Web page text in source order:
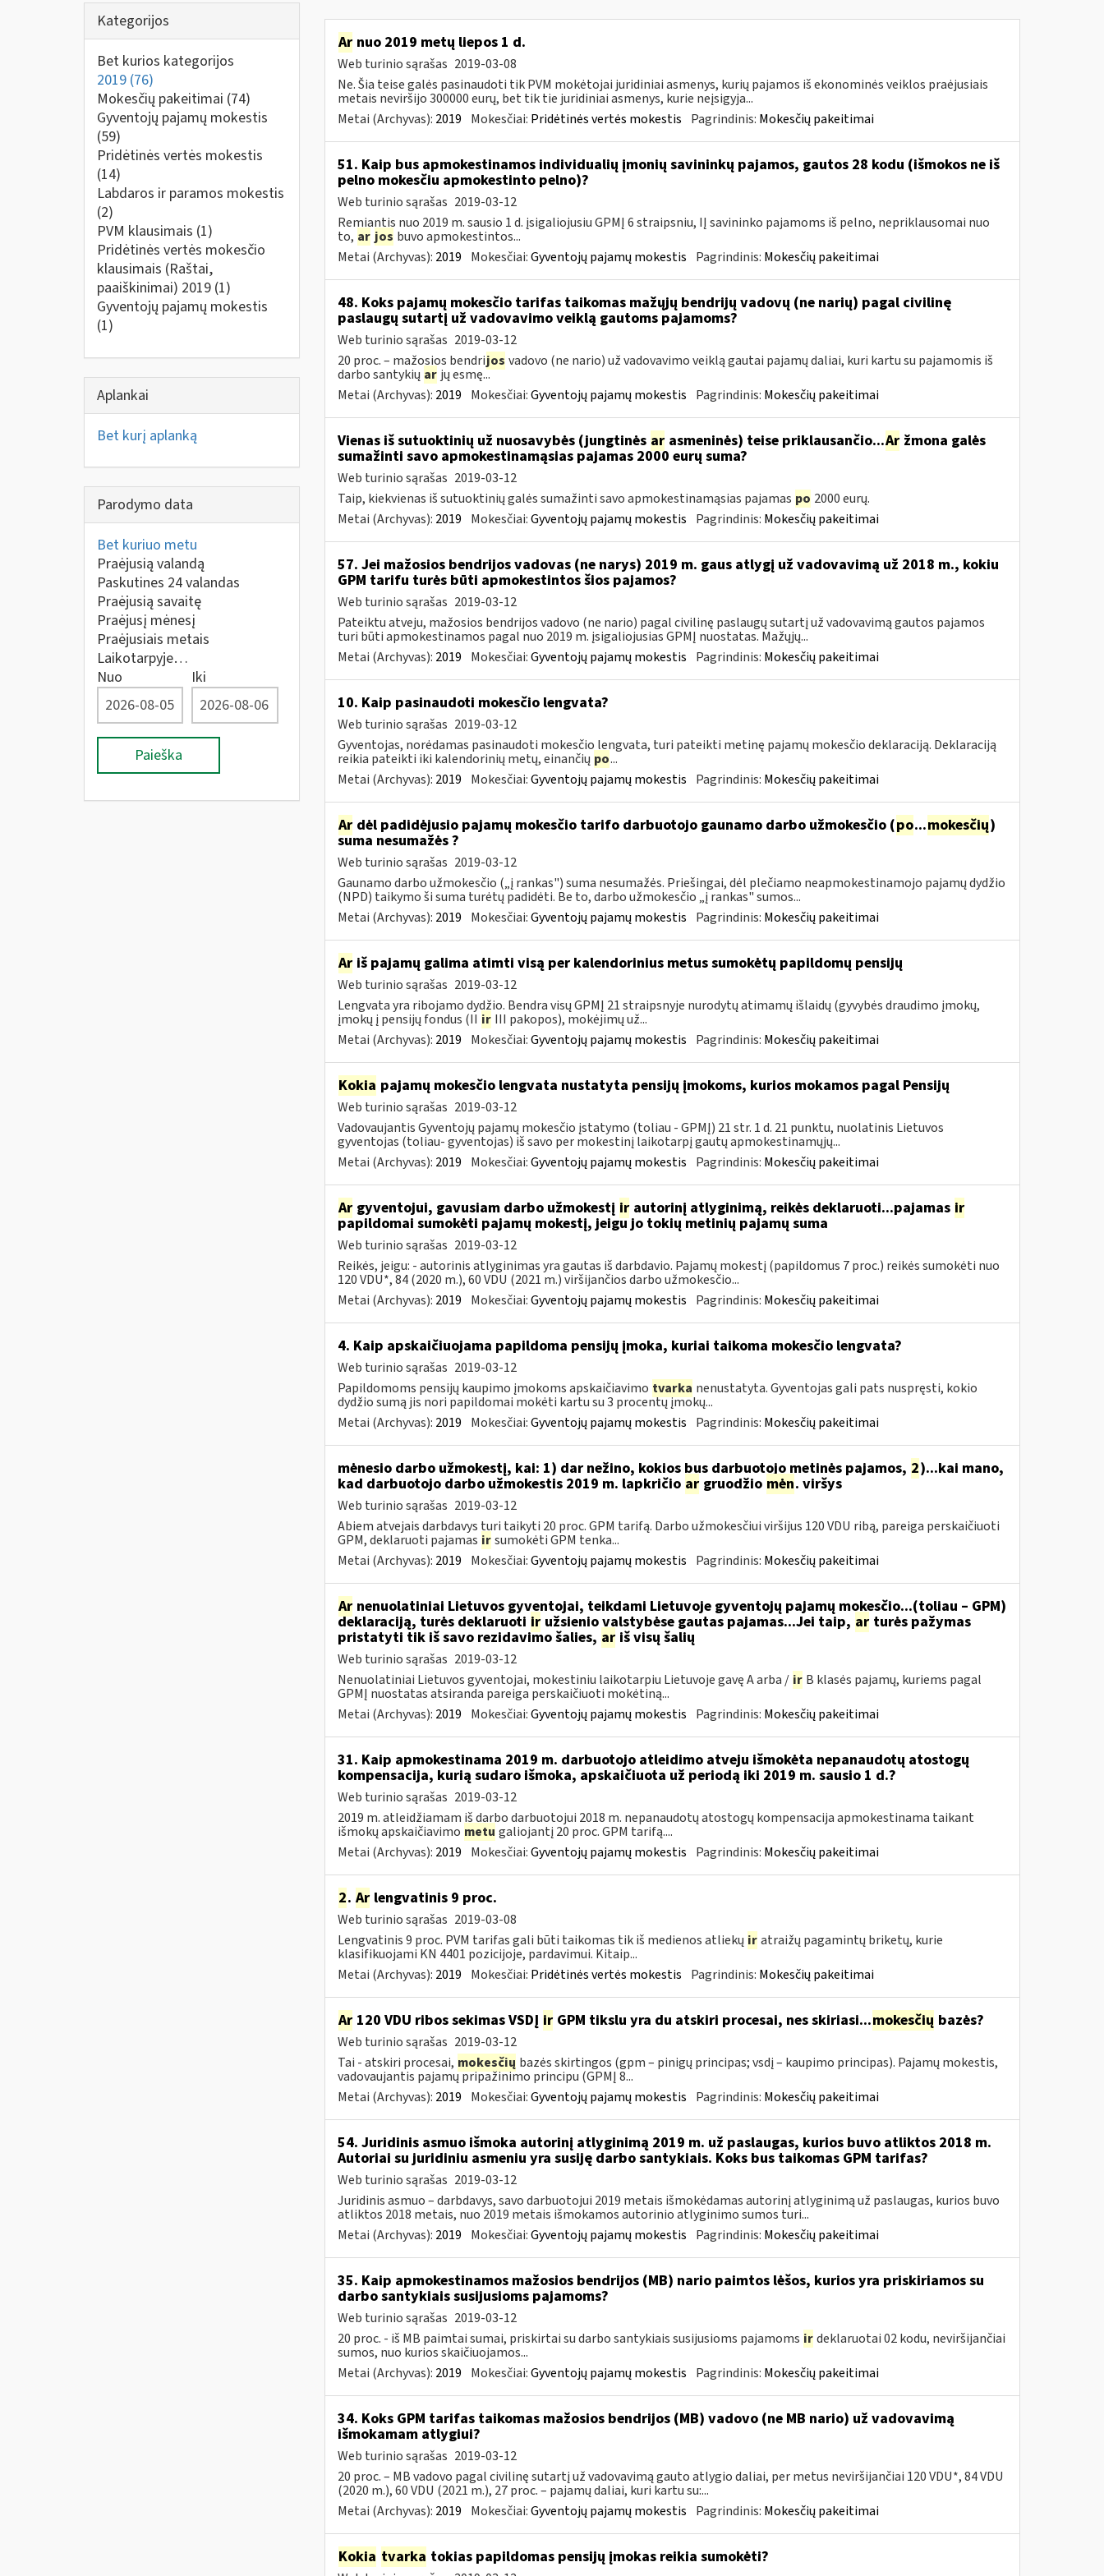
Kategorijos
Bet kurios kategorijos
2019 (76)
Mokesčių pakeitimai (74)
Gyventojų pajamų mokestis
(59)
Pridėtinės vertės mokestis
(14)
Labdaros ir paramos mokestis
(2)
PVM klausimais (1)
Pridėtinės vertės mokesčio
klausimais (Raštai,
paaiškinimai) 2019 (1)
Gyventojų pajamų mokestis
(1)
Aplankai
Bet kurį aplanką
Parodymo data
Bet kuriuo metu
Praėjusią valandą
Paskutines 24 valandas
Praėjusią savaitę
Praėjusį mėnesį
Praėjusiais metais
Laikotarpyje…
Nuo
Iki
Paieška
Arnuo 2019 metų liepos 1 d.
Web turinio sąrašas 2019-03-08
Ne. Šia teise galės pasinaudoti tik PVM mokėtojai juridiniai asmenys, kurių pajamos iš ekonominės veiklos praėjusiais
metais neviršijo 300000 eurų, bet tik tie juridiniai asmenys, kurie neįsigyja...
Metai (Archyvas): 2019 Mokesčiai: Pridėtinės vertės mokestis Pagrindinis: Mokesčių pakeitimai
51. Kaip bus apmokestinamos individualių įmonių savininkų pajamos, gautos 28 kodu (išmokos ne iš
pelno mokesčiu apmokestinto pelno)?
Web turinio sąrašas 2019-03-12
Remiantis nuo 2019 m. sausio 1 d. įsigaliojusiu GPMĮ 6 straipsniu, IĮ savininko pajamoms iš pelno, nepriklausomai nuo
to, ar jos buvo apmokestintos...
Metai (Archyvas): 2019 Mokesčiai:Gyventojų pajamų mokestis Pagrindinis: Mokesčių pakeitimai
48. Koks pajamų mokesčio tarifas taikomas mažųjų bendrijų vadovų (ne narių) pagal civilinę
paslaugų sutartį už vadovavimo veiklą gautoms pajamoms?
Web turinio sąrašas 2019-03-12
20 proc. – mažosios bendrijos vadovo (ne nario) už vadovavimo veiklą gautai pajamų daliai, kuri kartu su pajamomis iš
darbo santykių ar jų esmę...
Metai (Archyvas): 2019 Mokesčiai:Gyventojų pajamų mokestis Pagrindinis: Mokesčių pakeitimai
Vienas iš sutuoktinių už nuosavybės (jungtinės arasmeninės) teise priklausančio...Aržmona galės
sumažinti savo apmokestinamąsias pajamas 2000 eurų suma?
Web turinio sąrašas 2019-03-12
Taip, kiekvienas iš sutuoktinių galės sumažinti savo apmokestinamąsias pajamas po 2000 eurų.
Metai (Archyvas): 2019 Mokesčiai:Gyventojų pajamų mokestis Pagrindinis: Mokesčių pakeitimai
57. Jei mažosios bendrijos vadovas (ne narys) 2019 m. gaus atlygį už vadovavimą už 2018 m., kokiu
GPM tarifu turės būti apmokestintos šios pajamos?
Web turinio sąrašas 2019-03-12
Pateiktu atveju, mažosios bendrijos vadovo (ne nario) pagal civilinę paslaugų sutartį už vadovavimą gautos pajamos
turi būti apmokestinamos pagal nuo 2019 m. įsigaliojusias GPMĮ nuostatas. Mažųjų...
Metai (Archyvas): 2019 Mokesčiai:Gyventojų pajamų mokestis Pagrindinis: Mokesčių pakeitimai
10. Kaip pasinaudoti mokesčio lengvata?
Web turinio sąrašas 2019-03-12
Gyventojas, norėdamas pasinaudoti mokesčio lengvata, turi pateikti metinę pajamų mokesčio deklaraciją. Deklaraciją
reikia pateikti iki kalendorinių metų, einančių po...
Metai (Archyvas): 2019 Mokesčiai:Gyventojų pajamų mokestis Pagrindinis: Mokesčių pakeitimai
Ardėl padidėjusio pajamų mokesčio tarifo darbuotojo gaunamo darbo užmokesčio (po...mokesčių)
suma nesumažės ?
Web turinio sąrašas 2019-03-12
Gaunamo darbo užmokesčio („į rankas") suma nesumažės. Priešingai, dėl plečiamo neapmokestinamojo pajamų dydžio
(NPD) taikymo ši suma turėtų padidėti. Be to, darbo užmokesčio „į rankas" sumos...
Metai (Archyvas): 2019 Mokesčiai:Gyventojų pajamų mokestis Pagrindinis: Mokesčių pakeitimai
Ariš pajamų galima atimti visą per kalendorinius metus sumokėtų papildomų pensijų
Web turinio sąrašas 2019-03-12
Lengvata yra ribojamo dydžio. Bendra visų GPMĮ 21 straipsnyje nurodytų atimamų išlaidų (gyvybės draudimo įmokų,
įmokų į pensijų fondus (II ir III pakopos), mokėjimų už...
Metai (Archyvas): 2019 Mokesčiai:Gyventojų pajamų mokestis Pagrindinis: Mokesčių pakeitimai
Kokia pajamų mokesčio lengvata nustatyta pensijų įmokoms, kurios mokamos pagal Pensijų
Web turinio sąrašas 2019-03-12
Vadovaujantis Gyventojų pajamų mokesčio įstatymo (toliau - GPMĮ) 21 str. 1 d. 21 punktu, nuolatinis Lietuvos
gyventojas (toliau- gyventojas) iš savo per mokestinį laikotarpį gautų apmokestinamųjų...
Metai (Archyvas): 2019 Mokesčiai:Gyventojų pajamų mokestis Pagrindinis: Mokesčių pakeitimai
Argyventojui, gavusiam darbo užmokestį irautorinį atlyginimą, reikės deklaruoti...pajamas ir
papildomai sumokėti pajamų mokestį, jeigu jo tokių metinių pajamų suma
Web turinio sąrašas 2019-03-12
Reikės, jeigu: - autorinis atlyginimas yra gautas iš darbdavio. Pajamų mokestį (papildomus 7 proc.) reikės sumokėti nuo
120 VDU*, 84 (2020 m.), 60 VDU (2021 m.) viršijančios darbo užmokesčio...
Metai (Archyvas): 2019 Mokesčiai:Gyventojų pajamų mokestis Pagrindinis: Mokesčių pakeitimai
4. Kaip apskaičiuojama papildoma pensijų įmoka, kuriai taikoma mokesčio lengvata?
Web turinio sąrašas 2019-03-12
Papildomoms pensijų kaupimo įmokoms apskaičiavimo tvarka nenustatyta. Gyventojas gali pats nuspręsti, kokio
dydžio sumą jis nori papildomai mokėti kartu su 3 procentų įmokų...
Metai (Archyvas): 2019 Mokesčiai:Gyventojų pajamų mokestis Pagrindinis: Mokesčių pakeitimai
mėnesio darbo užmokestį, kai: 1) dar nežino, kokios bus darbuotojo metinės pajamos, 2)...kai mano,
kad darbuotojo darbo užmokestis 2019 m. lapkričio argruodžio mėn. viršys
Web turinio sąrašas 2019-03-12
Abiem atvejais darbdavys turi taikyti 20 proc. GPM tarifą. Darbo užmokesčiui viršijus 120 VDU ribą, pareiga perskaičiuoti
GPM, deklaruoti pajamas ir sumokėti GPM tenka...
Metai (Archyvas): 2019 Mokesčiai:Gyventojų pajamų mokestis Pagrindinis: Mokesčių pakeitimai
Arnenuolatiniai Lietuvos gyventojai, teikdami Lietuvoje gyventojų pajamų mokesčio...(toliau – GPM)
deklaraciją, turės deklaruoti iružsienio valstybėse gautas pajamas...Jei taip, arturės pažymas
pristatyti tik iš savo rezidavimo šalies, ariš visų šalių
Web turinio sąrašas 2019-03-12
Nenuolatiniai Lietuvos gyventojai, mokestiniu laikotarpiu Lietuvoje gavę A arba / ir B klasės pajamų, kuriems pagal
GPMĮ nuostatas atsiranda pareiga perskaičiuoti mokėtiną...
Metai (Archyvas): 2019 Mokesčiai:Gyventojų pajamų mokestis Pagrindinis: Mokesčių pakeitimai
31. Kaip apmokestinama 2019 m. darbuotojo atleidimo atveju išmokėta nepanaudotų atostogų
kompensacija, kurią sudaro išmoka, apskaičiuota už periodą iki 2019 m. sausio 1 d.?
Web turinio sąrašas 2019-03-12
2019 m. atleidžiamam iš darbo darbuotojui 2018 m. nepanaudotų atostogų kompensacija apmokestinama taikant
išmokų apskaičiavimo metu galiojantį 20 proc. GPM tarifą....
Metai (Archyvas): 2019 Mokesčiai:Gyventojų pajamų mokestis Pagrindinis: Mokesčių pakeitimai
2. Arlengvatinis 9 proc.
Web turinio sąrašas 2019-03-08
Lengvatinis 9 proc. PVM tarifas gali būti taikomas tik iš medienos atliekų ir atraižų pagamintų briketų, kurie
klasifikuojami KN 4401 pozicijoje, pardavimui. Kitaip...
Metai (Archyvas): 2019 Mokesčiai: Pridėtinės vertės mokestis Pagrindinis: Mokesčių pakeitimai
Ar120 VDU ribos sekimas VSDĮ irGPM tikslu yra du atskiri procesai, nes skiriasi...mokesčių bazės?
Web turinio sąrašas 2019-03-12
Tai - atskiri procesai, mokesčių bazės skirtingos (gpm – pinigų principas; vsdį – kaupimo principas). Pajamų mokestis,
vadovaujantis pajamų pripažinimo principu (GPMĮ 8...
Metai (Archyvas): 2019 Mokesčiai:Gyventojų pajamų mokestis Pagrindinis: Mokesčių pakeitimai
54. Juridinis asmuo išmoka autorinį atlyginimą 2019 m. už paslaugas, kurios buvo atliktos 2018 m.
Autoriai su juridiniu asmeniu yra susiję darbo santykiais. Koks bus taikomas GPM tarifas?
Web turinio sąrašas 2019-03-12
Juridinis asmuo – darbdavys, savo darbuotojui 2019 metais išmokėdamas autorinį atlyginimą už paslaugas, kurios buvo
atliktos 2018 metais, nuo 2019 metais išmokamos autorinio atlyginimo sumos turi...
Metai (Archyvas): 2019 Mokesčiai:Gyventojų pajamų mokestis Pagrindinis: Mokesčių pakeitimai
35. Kaip apmokestinamos mažosios bendrijos (MB) nario paimtos lėšos, kurios yra priskiriamos su
darbo santykiais susijusioms pajamoms?
Web turinio sąrašas 2019-03-12
20 proc. - iš MB paimtai sumai, priskirtai su darbo santykiais susijusioms pajamoms ir deklaruotai 02 kodu, neviršijančiai
sumos, nuo kurios skaičiuojamos...
Metai (Archyvas): 2019 Mokesčiai:Gyventojų pajamų mokestis Pagrindinis: Mokesčių pakeitimai
34. Koks GPM tarifas taikomas mažosios bendrijos (MB) vadovo (ne MB nario) už vadovavimą
išmokamam atlygiui?
Web turinio sąrašas 2019-03-12
20 proc. – MB vadovo pagal civilinę sutartį už vadovavimą gauto atlygio daliai, per metus neviršijančiai 120 VDU*, 84 VDU
(2020 m.), 60 VDU (2021 m.), 27 proc. – pajamų daliai, kuri kartu su:...
Metai (Archyvas): 2019 Mokesčiai:Gyventojų pajamų mokestis Pagrindinis: Mokesčių pakeitimai
Kokia tvarka tokias papildomas pensijų įmokas reikia sumokėti?